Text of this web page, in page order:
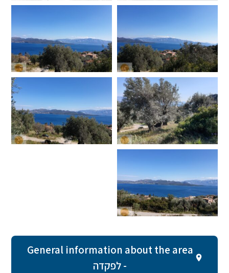
General information about the area
- לפקדה